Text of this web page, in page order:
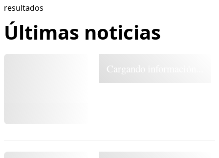
resultados
Últimas noticias
Cargando información...